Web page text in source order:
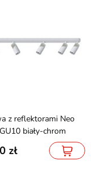
biały-chrom